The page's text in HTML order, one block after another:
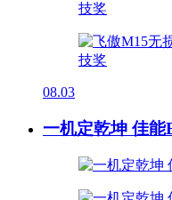
08.03
一机定乾坤 佳能